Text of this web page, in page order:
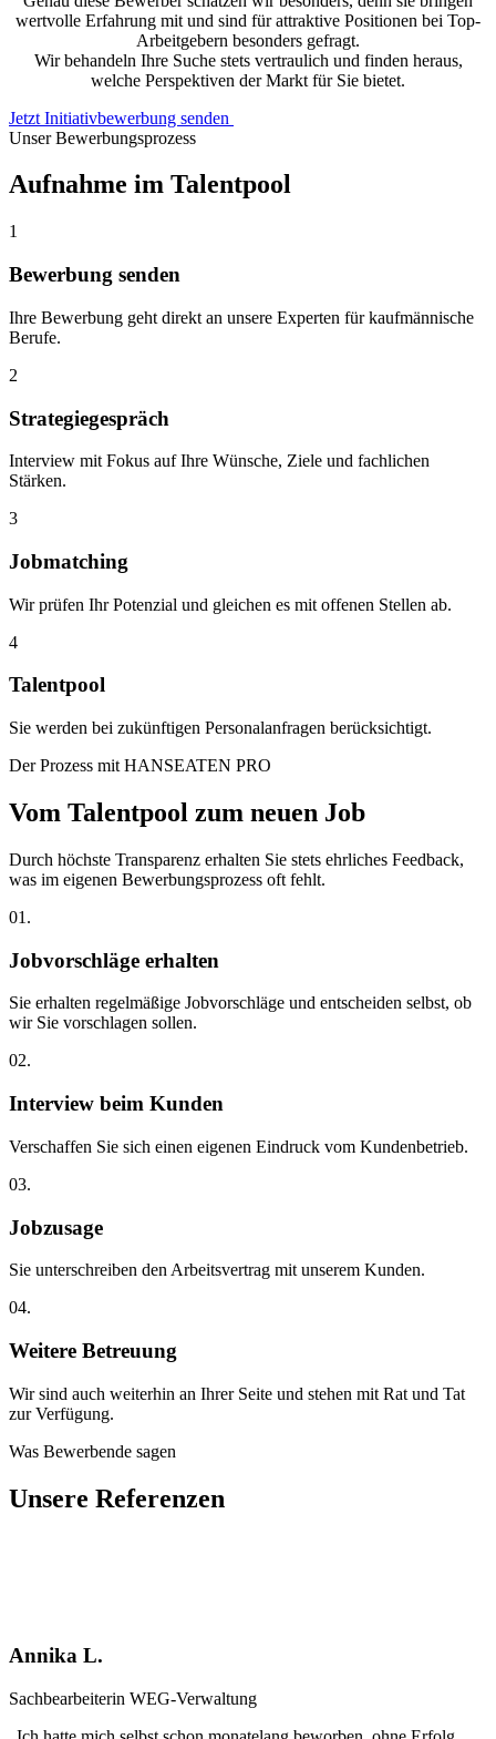
wertvolle Erfahrung mit und sind für attraktive Positionen bei Top-
Arbeitgebern besonders gefragt.
Wir behandeln Ihre Suche stets vertraulich und finden heraus,
welche Perspektiven der Markt für Sie bietet.
Jetzt Initiativbewerbung senden
Unser Bewerbungsprozess
Aufnahme im Talentpool
1
Bewerbung senden
Ihre Bewerbung geht direkt an unsere Experten für kaufmännische
Berufe.
2
Strategiegespräch
Interview mit Fokus auf Ihre Wünsche, Ziele und fachlichen
Stärken.
3
Jobmatching
Wir prüfen Ihr Potenzial und gleichen es mit offenen Stellen ab.
4
Talentpool
Sie werden bei zukünftigen Personalanfragen berücksichtigt.
Der Prozess mit HANSEATEN PRO
Vom Talentpool zum neuen Job
Durch höchste Transparenz erhalten Sie stets ehrliches Feedback,
was im eigenen Bewerbungsprozess oft fehlt.
01.
Jobvorschläge erhalten
Sie erhalten regelmäßige Jobvorschläge und entscheiden selbst, ob
wir Sie vorschlagen sollen.
02.
Interview beim Kunden
Verschaffen Sie sich einen eigenen Eindruck vom Kundenbetrieb.
03.
Jobzusage
Sie unterschreiben den Arbeitsvertrag mit unserem Kunden.
04.
Weitere Betreuung
Wir sind auch weiterhin an Ihrer Seite und stehen mit Rat und Tat
zur Verfügung.
Was Bewerbende sagen
Unsere Referenzen
Annika L.
Sachbearbeiterin WEG-Verwaltung